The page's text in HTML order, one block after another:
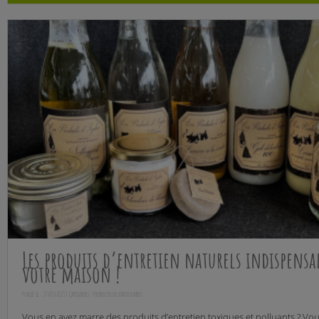
Les produits d’entretien naturels
votre maison !
Publié le : 27/03/2023 | Catégories :